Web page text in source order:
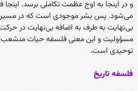
و در اینجا به اوج عظمت تکاملی برسد.
می‌شود. پس بشر موجودی است که در مسیر
بی‌نهایت به طرف به اضافه بی‌نهایت در
مسؤولیت و این معنی فلسفه حیات منشعب
توحیدی است.
فلسفه تاریخ